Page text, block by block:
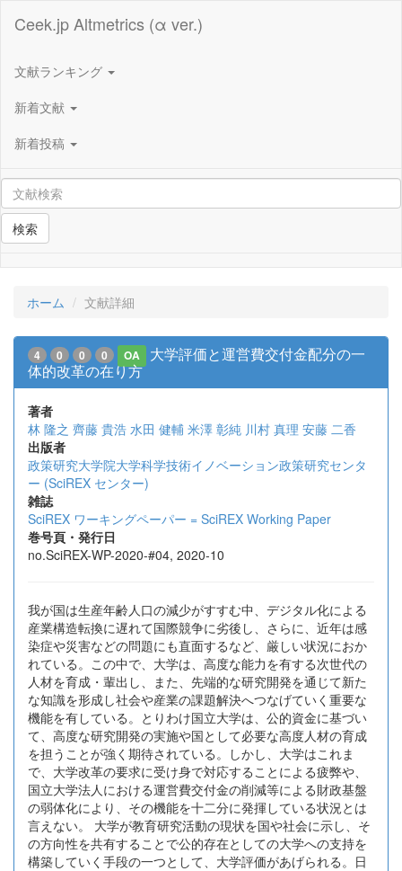
Ceek.jp Altmetrics (α ver.)
文献ランキング
新着文献
新着投稿
検索
ホーム 文献詳細
4 0 0 0 OA
大学評価と運営費交付金配分の一
体的改革の在り方
著者
林 隆之 齊藤 貴浩 水田 健輔 米澤 彰純 川村 真理 安藤 二香
出版者
政策研究大学院大学科学技術イノベーション政策研究センタ
ー (SciREX センター)
雑誌
SciREX ワーキングペーパー = SciREX Working Paper
巻号頁・発行日
no.SciREX-WP-2020-#04, 2020-10
我が国は生産年齢人口の減少がすすむ中、デジタル化による
産業構造転換に遅れて国際競争に劣後し、さらに、近年は感
染症や災害などの問題にも直面するなど、厳しい状況におか
れている。この中で、大学は、高度な能力を有する次世代の
人材を育成・輩出し、また、先端的な研究開発を通じて新た
な知識を形成し社会や産業の課題解決へつなげていく重要な
機能を有している。とりわけ国立大学は、公的資金に基づい
て、高度な研究開発の実施や国として必要な高度人材の育成
を担うことが強く期待されている。しかし、大学はこれま
で、大学改革の要求に受け身で対応することによる疲弊や、
国立大学法人における運営費交付金の削減等による財政基盤
の弱体化により、その機能を十二分に発揮している状況とは
言えない。 大学が教育研究活動の現状を国や社会に示し、そ
の方向性を共有することで公的存在としての大学への支持を
構築していく手段の一つとして、大学評価があげられる。日